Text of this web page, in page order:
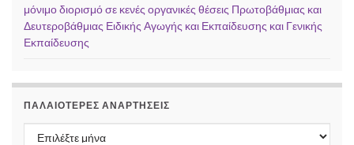
μόνιμο διορισμό σε κενές οργανικές θέσεις Πρωτοβάθμιας και
Δευτεροβάθμιας Ειδικής Αγωγής και Εκπαίδευσης και Γενικής
Εκπαίδευσης
ΠΑΛΑΙΌΤΕΡΕΣ ΑΝΑΡΤΉΣΕΙΣ
Παλαιότερες αναρτήσεις